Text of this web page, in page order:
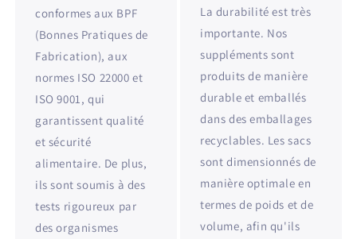
conformes aux BPF
(Bonnes Pratiques de
Fabrication), aux
normes ISO 22000 et
ISO 9001, qui
garantissent qualité
et sécurité
alimentaire. De plus,
ils sont soumis à des
tests rigoureux par
des organismes
La durabilité est très
importante. Nos
suppléments sont
produits de manière
durable et emballés
dans des emballages
recyclables. Les sacs
sont dimensionnés de
manière optimale en
termes de poids et de
volume, afin qu'ils